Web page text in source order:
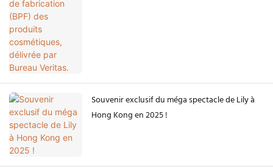
Souvenir exclusif du méga spectacle de Lily à
Hong Kong en 2025 !